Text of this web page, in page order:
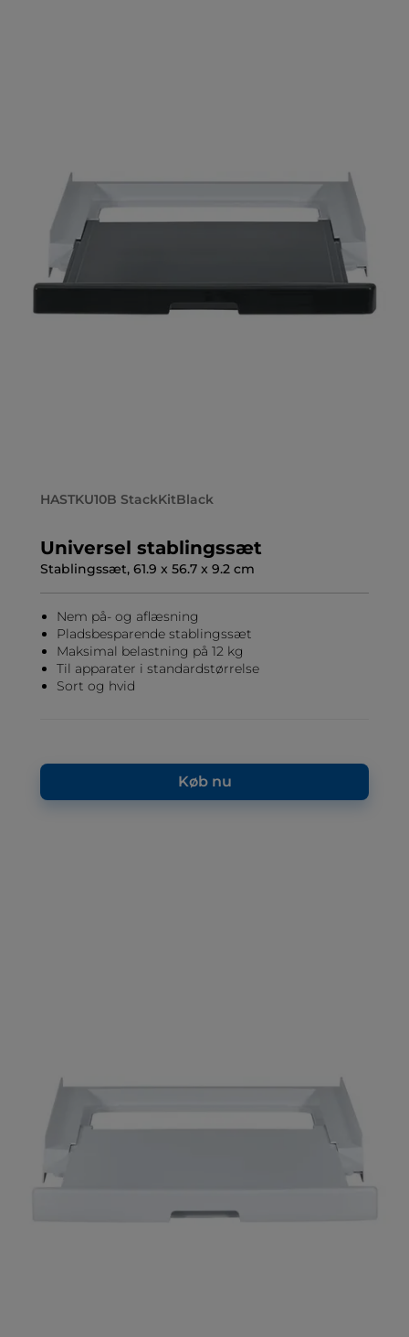
HASTKU10B StackKitBlack
Universel stablingssæt
Stablingssæt, 61.9 x 56.7 x 9.2 cm
Nem på- og aflæsning
Pladsbesparende stablingssæt
Maksimal belastning på 12 kg
Til apparater i standardstørrelse
Sort og hvid
Køb nu